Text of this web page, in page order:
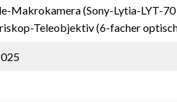
Makrokamera (Sony-Lytia-LYT-
Teleobjektiv (6-facher